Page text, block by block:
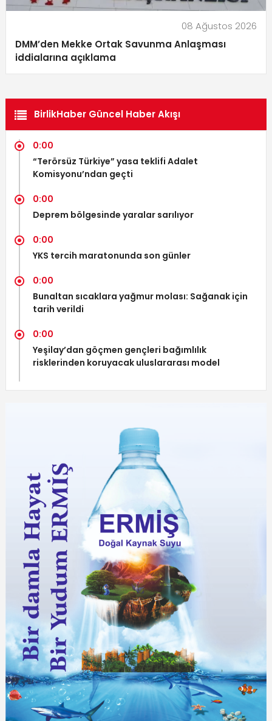
08 Ağustos 2026
DMM’den Mekke Ortak Savunma Anlaşması
iddialarına açıklama
BirlikHaber Güncel Haber Akışı
0:00
“Terörsüz Türkiye” yasa teklifi Adalet
Komisyonu’ndan geçti
0:00
Deprem bölgesinde yaralar sarılıyor
0:00
YKS tercih maratonunda son günler
0:00
Bunaltan sıcaklara yağmur molası: Sağanak için
tarih verildi
0:00
Yeşilay’dan göçmen gençleri bağımlılık
risklerinden koruyacak uluslararası model